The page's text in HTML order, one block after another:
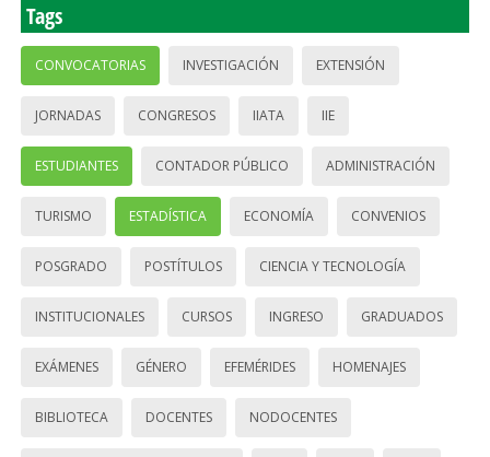
Tags
CONVOCATORIAS INVESTIGACIÓN EXTENSIÓN
JORNADAS CONGRESOS IIATA IIE
ESTUDIANTES CONTADOR PÚBLICO ADMINISTRACIÓN
TURISMO ESTADÍSTICA ECONOMÍA CONVENIOS
POSGRADO POSTÍTULOS CIENCIA Y TECNOLOGÍA
INSTITUCIONALES CURSOS INGRESO GRADUADOS
EXÁMENES GÉNERO EFEMÉRIDES HOMENAJES
BIBLIOTECA DOCENTES NODOCENTES